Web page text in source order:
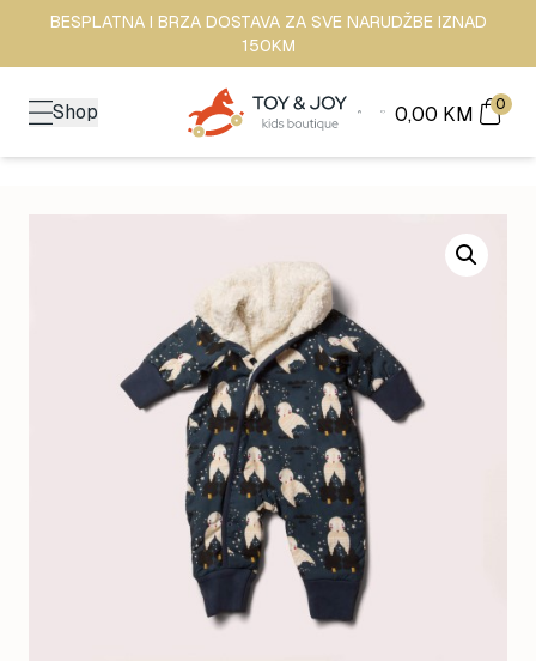
BESPLATNA I BRZA DOSTAVA ZA SVE NARUDŽBE IZNAD
150KM
Shop 0,00 KM 0